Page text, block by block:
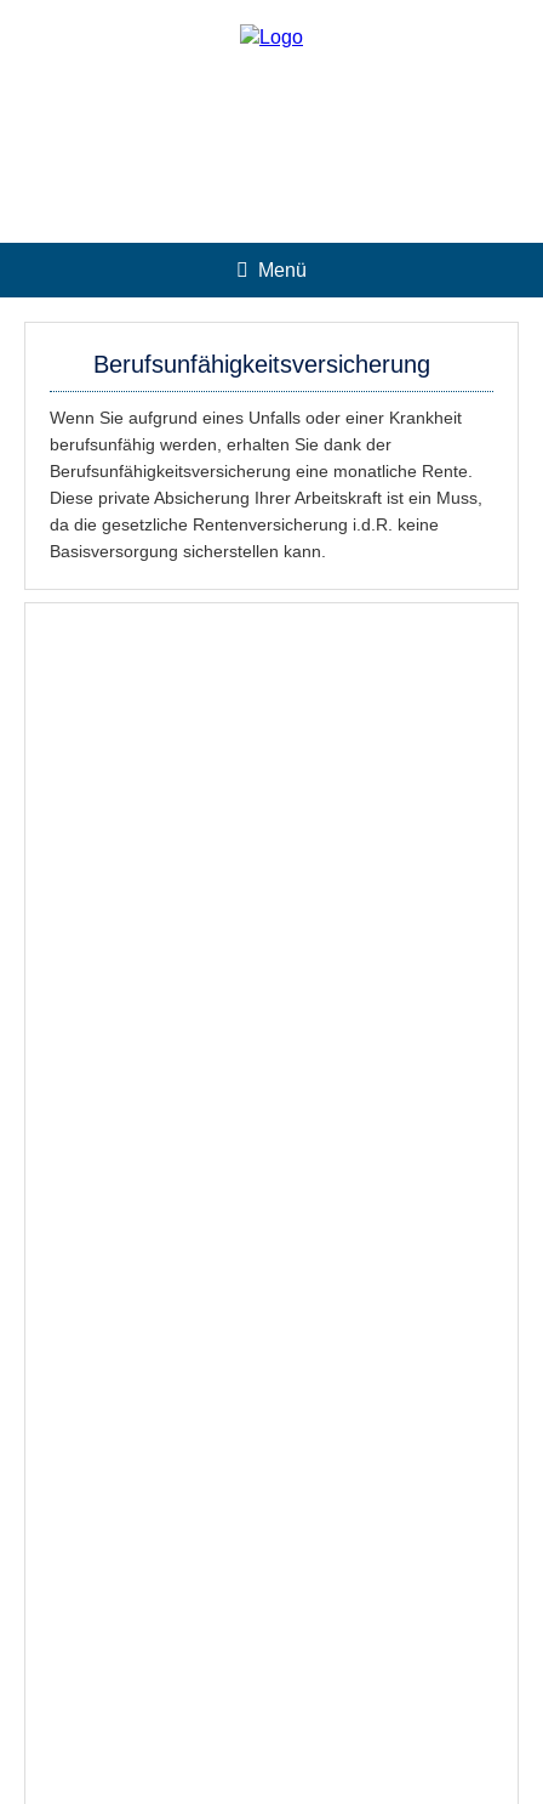
Menü
Berufsunfähigkeitsversicherung
Wenn Sie aufgrund eines Unfalls oder einer Krankheit
berufsunfähig werden, erhalten Sie dank der
Berufsunfähigkeitsversicherung eine monatliche Rente.
Diese private Absicherung Ihrer Arbeitskraft ist ein Muss,
da die gesetzliche Rentenversicherung i.d.R. keine
Basisversorgung sicherstellen kann.